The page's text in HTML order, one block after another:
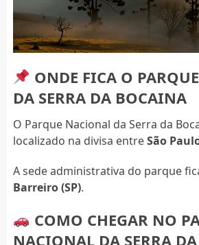
ONDE FICA O
DA SERRA DA BOCAINA
O Parque Nacional da Serra da
localizado na divisa entreSão
A sede administrativa do parque
Barreiro (SP).
COMO CHEGAR NO
NACIONAL DA SERRA